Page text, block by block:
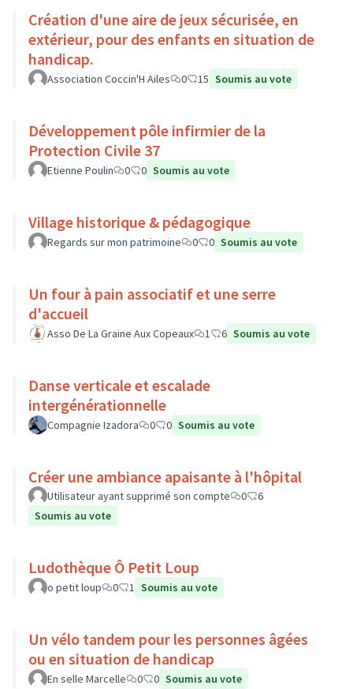
Création d'une aire de jeux sécurisée, en
extérieur, pour des enfants en situation de
handicap.
Association Coccin'H Ailes 0 15 Soumis au vote
Développement pôle infirmier de la
Protection Civile 37
Etienne Poulin 0 0 Soumis au vote
Village historique & pédagogique
Regards sur mon patrimoine 0 0 Soumis au vote
Un four à pain associatif et une serre
d'accueil
Asso De La Graine Aux Copeaux 1 6 Soumis au vote
Danse verticale et escalade
intergénérationnelle
Compagnie Izadora 0 0 Soumis au vote
Créer une ambiance apaisante à l'hôpital
Utilisateur ayant supprimé son compte 0
6
Soumis au vote
Ludothèque Ô Petit Loup
o petit loup 0 1 Soumis au vote
Un vélo tandem pour les personnes âgées
ou en situation de handicap
En selle Marcelle 0 0 Soumis au vote